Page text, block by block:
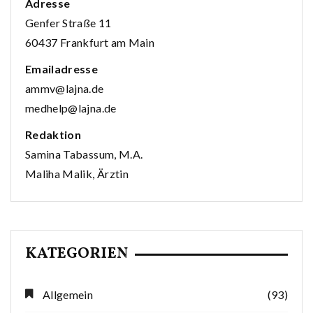
Adresse
Genfer Straße 11
60437 Frankfurt am Main
Emailadresse
ammv@lajna.de
medhelp@lajna.de
Redaktion
Samina Tabassum, M.A.
Maliha Malik, Ärztin
KATEGORIEN
Allgemein (93)